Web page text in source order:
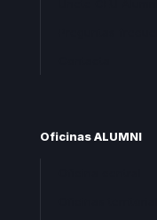
Oficinas ALUMNI